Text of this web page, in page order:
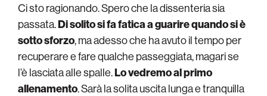
Ci sto ragionando. Spero che la dissenteria sia
passata.Di solito si fa fatica a guarire quando si è
sotto sforzo, ma adesso che ha avuto il tempo per
recuperare e fare qualche passeggiata, magari se
l’è lasciata alle spalle.Lo vedremo al primo
allenamento. Sarà la solita uscita lunga e tranquilla